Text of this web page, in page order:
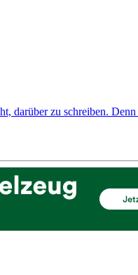
darüber zu schreiben.